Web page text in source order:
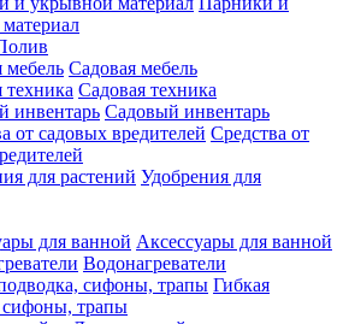
Садовая мебель
Садовая техника
Садовый инвентарь
Средства от
Удобрения для
Аксессуары для ванной
Водонагреватели
Гибкая
сифоны, трапы